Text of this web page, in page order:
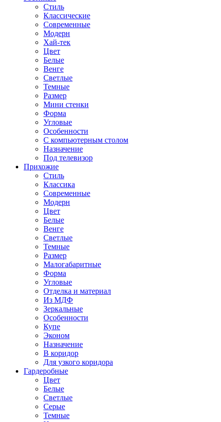
Стиль
Классические
Современные
Модерн
Хай-тек
Цвет
Белые
Венге
Светлые
Темные
Размер
Мини стенки
Форма
Угловые
Особенности
С компьютерным столом
Назначение
Под телевизор
Прихожие
Стиль
Классика
Современные
Модерн
Цвет
Белые
Венге
Светлые
Темные
Размер
Малогабаритные
Форма
Угловые
Отделка и материал
Из МДФ
Зеркальные
Особенности
Купе
Эконом
Назначение
В коридор
Для узкого коридора
Гардеробные
Цвет
Белые
Светлые
Серые
Темные